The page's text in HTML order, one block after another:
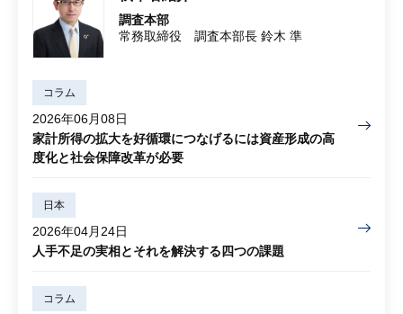
調査本部
常務取締役 調査本部長 鈴木 準
コラム
2026年06月08日
家計所得の拡大を好循環につなげるには資産形成の高
度化と社会保障改革が必要
日本
2026年04月24日
人手不足の実相とそれを解決する四つの課題
コラム